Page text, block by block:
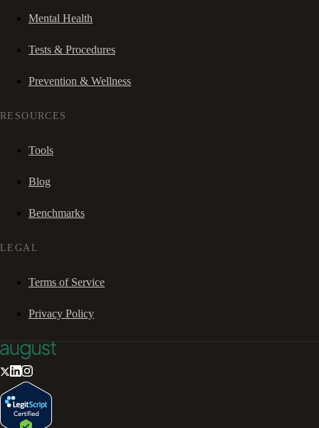
Mental Health
Tests & Procedures
Prevention & Wellness
RESOURCES
Tools
Blog
Benchmarks
LEGAL
Terms of Service
Privacy Policy